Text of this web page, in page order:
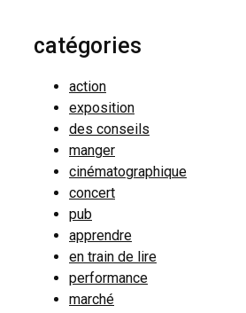
catégories
action
exposition
des conseils
manger
cinématographique
concert
pub
apprendre
en train de lire
performance
marché